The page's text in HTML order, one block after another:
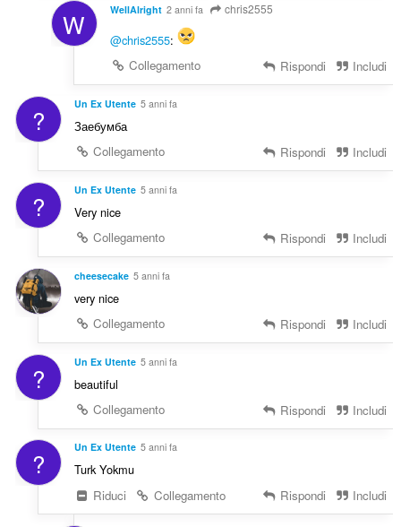
W WellAlright 2 anni fa chris2555
@chris2555:
Collegamento
Rispondi Includi
? Un Ex Utente 5 anni fa
Заебумба
Collegamento
Rispondi Includi
? Un Ex Utente 5 anni fa
Very nice
Collegamento
Rispondi Includi
cheesecake 5 anni fa
very nice
Collegamento
Rispondi Includi
? Un Ex Utente 5 anni fa
beautiful
Collegamento
Rispondi Includi
? Un Ex Utente 5 anni fa
Turk Yokmu
Riduci
Collegamento Rispondi Includi